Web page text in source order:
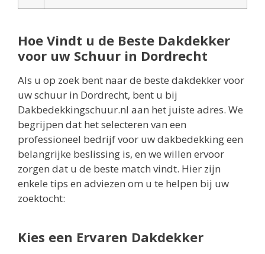
Hoe Vindt u de Beste Dakdekker
voor uw Schuur in Dordrecht​
Als u op zoek bent naar de beste dakdekker voor
uw schuur in Dordrecht, bent u bij
Dakbedekkingschuur.nl aan het juiste adres. We
begrijpen dat het selecteren van een
professioneel bedrijf voor uw dakbedekking een
belangrijke beslissing is, en we willen ervoor
zorgen dat u de beste match vindt. Hier zijn
enkele tips en adviezen om u te helpen bij uw
zoektocht:
Kies een Ervaren Dakdekker